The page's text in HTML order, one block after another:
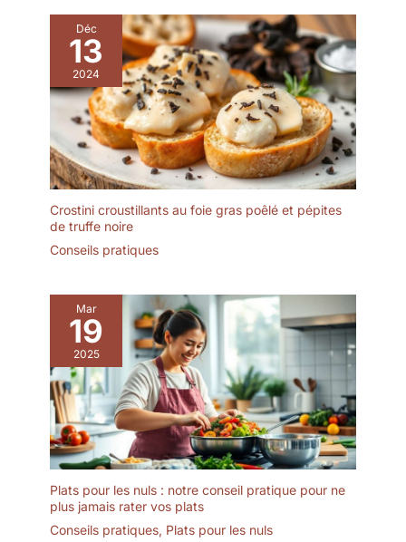
avec émail réactif est fait
main et chaque pièce est
unique.
fabriqués avec une
cuisson à haute
température de 1 600 °C,
ce qui améliore leur
dureté et leur durabilité.
Ils passent au micro-
ondes, au four et au
lave-vaisselle. SENTEZ-
VOUS LIBRE DE LES
UTILISER : Les bols de
cuisine sont fabriqués en
Ces bols MALACASA
blancs ivoire bénéficient
de la technologie de
vernis GLIDECOAT,
offrant une surface lisse
qui ne laisse pas de
taches et est facile à
nettoyer.
MULTIFONCTION : Les
MALACASA sont parfaits
pour les céréales, la
soupe et les flocons
Déc
13
2024
Crostini croustillants au foie gras poêlé et pépites
de truffe noire
Conseils pratiques
Mar
19
2025
Plats pour les nuls : notre conseil pratique pour ne
plus jamais rater vos plats
Conseils pratiques, Plats pour les nuls